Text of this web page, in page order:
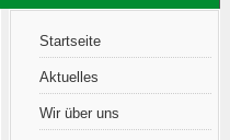
Startseite
Aktuelles
Wir über uns